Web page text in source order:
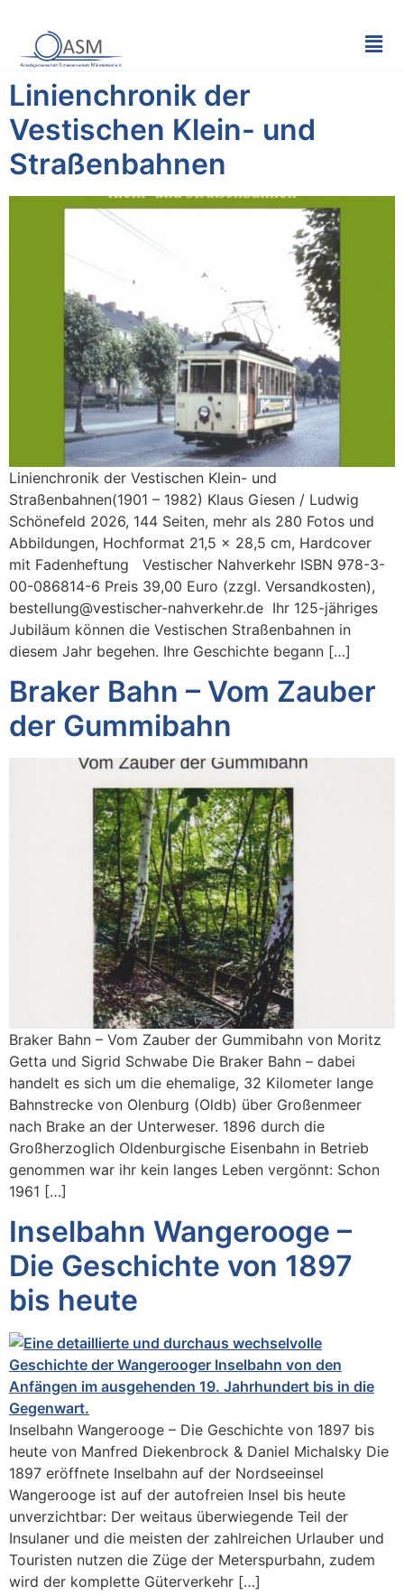
Linienchronik der
Vestischen Klein- und
Straßenbahnen
Linienchronik der Vestischen Klein- und
Straßenbahnen(1901 – 1982) Klaus Giesen / Ludwig
Schönefeld 2026, 144 Seiten, mehr als 280 Fotos und
Abbildungen, Hochformat 21,5 x 28,5 cm, Hardcover
mit Fadenheftung Vestischer Nahverkehr ISBN 978-3-
00-086814-6 Preis 39,00 Euro (zzgl. Versandkosten),
bestellung@vestischer-nahverkehr.de Ihr 125-jähriges
Jubiläum können die Vestischen Straßenbahnen in
diesem Jahr begehen. Ihre Geschichte begann […]
Braker Bahn – Vom Zauber
der Gummibahn
Braker Bahn – Vom Zauber der Gummibahn von Moritz
Getta und Sigrid Schwabe Die Braker Bahn – dabei
handelt es sich um die ehemalige, 32 Kilometer lange
Bahnstrecke von Olenburg (Oldb) über Großenmeer
nach Brake an der Unterweser. 1896 durch die
Großherzoglich Oldenburgische Eisenbahn in Betrieb
genommen war ihr kein langes Leben vergönnt: Schon
1961 […]
Inselbahn Wangerooge –
Die Geschichte von 1897
bis heute
Inselbahn Wangerooge – Die Geschichte von 1897 bis
heute von Manfred Diekenbrock & Daniel Michalsky Die
1897 eröffnete Inselbahn auf der Nordseeinsel
Wangerooge ist auf der autofreien Insel bis heute
unverzichtbar: Der weitaus überwiegende Teil der
Insulaner und die meisten der zahlreichen Urlauber und
Touristen nutzen die Züge der Meterspurbahn, zudem
wird der komplette Güterverkehr […]